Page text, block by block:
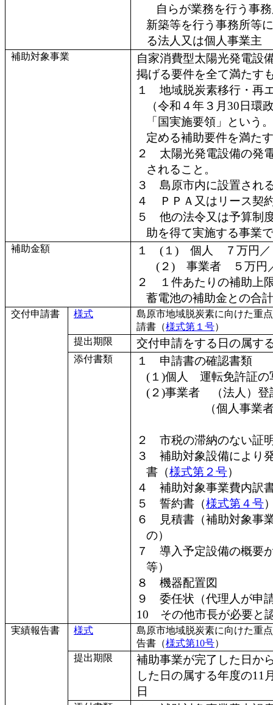
自らが業務を行う事
新築等を行う事務所等
る法人又は個人事業主
補助対象事業
自家消費型太陽光発電設
掲げる要件を全て満たす
１ 地域脱炭素移行・再
（令和４年３月30日環
「国実施要領」という
定める補助要件を満た
２ 太陽光発電設備の発
されること。
３ 島原市内に設置され
４ ＰＰＡ又はリース契
５ 他の法令又は予算制
助を得て実施する事業
補助金額
１ (１) 個人 ７万円／
(２) 事業者 ５万円
２ １件あたりの補助上
蓄電池の補助金との合
交付申請書 様式
島原市地域脱炭素に向けた重
請書（様式第１号）
提出期限
交付申請をする日の属す
添付書類
１ 申請書の確認書類
(１)個人 運転免許証の
(２)事業者 （法人）登
（個人事業
２ 市税の滞納のない証
３ 補助対象設備により
書（様式第２号）
４ 補助対象事業費内訳
５ 誓約書（様式第４号
６ 見積書（補助対象事
の）
７ 導入予定設備の概要
等）
８ 機器配置図
９ 委任状（代理人が申
10 その他市長が必要と
実績報告書 様式
島原市地域脱炭素に向けた重
告書（様式第10号）
提出期限
補助事業が完了した日か
した日の属する年度の11
日